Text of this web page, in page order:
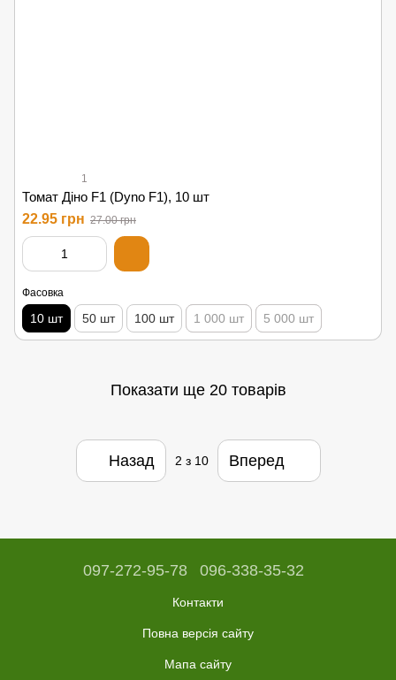
1
Томат Діно F1 (Dyno F1), 10 шт
22.95 грн 27.00 грн
Фасовка
10 шт 50 шт 100 шт 1 000 шт 5 000 шт
Показати ще 20 товарів
Назад 2 з 10 Вперед
097-272-95-78 096-338-35-32
Контакти
Повна версія сайту
Мапа сайту